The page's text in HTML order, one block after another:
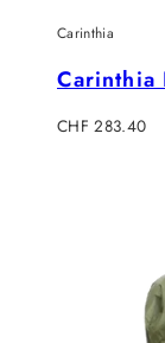
Carinthia
Carinthia
Verkaufspreis
CHF 283.40